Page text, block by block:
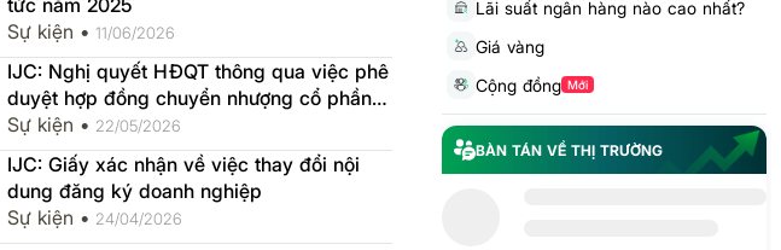
Sự kiện • 11/06/2026
IJC: Nghị quyết HĐQT thông qua việc phê
duyệt hợp đồng chuyển nhượng cổ phần
giữa IJC với người có liên quan của người
nội bộ
Sự kiện • 22/05/2026
IJC: Giấy xác nhận về việc thay đổi nội
dung đăng ký doanh nghiệp
Sự kiện • 24/04/2026
Lãi suất ngân hàng nào cao nhất?
Giá vàng
Cộng đồng Mới
BÀN TÁN VỀ THỊ TRƯỜNG